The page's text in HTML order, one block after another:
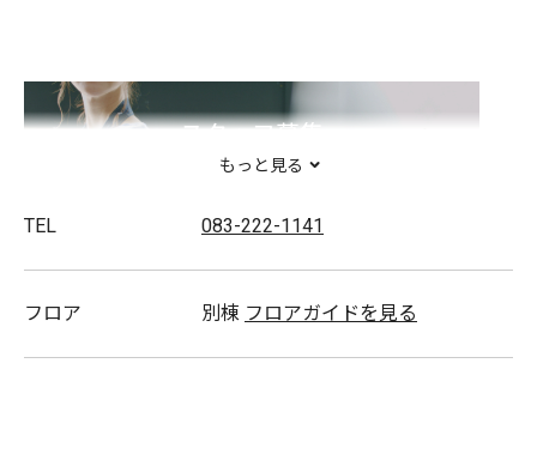
スタッフ募集
もっと見る
TEL 083-222-1141
フロア 別棟 フロアガイドを見る